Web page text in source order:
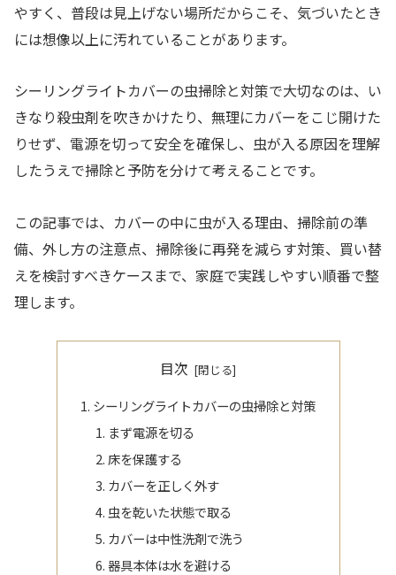
やすく、普段は見上げない場所だからこそ、気づいたとき
には想像以上に汚れていることがあります。
シーリングライトカバーの虫掃除と対策で大切なのは、い
きなり殺虫剤を吹きかけたり、無理にカバーをこじ開けた
りせず、電源を切って安全を確保し、虫が入る原因を理解
したうえで掃除と予防を分けて考えることです。
この記事では、カバーの中に虫が入る理由、掃除前の準
備、外し方の注意点、掃除後に再発を減らす対策、買い替
えを検討すべきケースまで、家庭で実践しやすい順番で整
理します。
目次
シーリングライトカバーの虫掃除と対策
まず電源を切る
床を保護する
カバーを正しく外す
虫を乾いた状態で取る
カバーは中性洗剤で洗う
器具本体は水を避ける